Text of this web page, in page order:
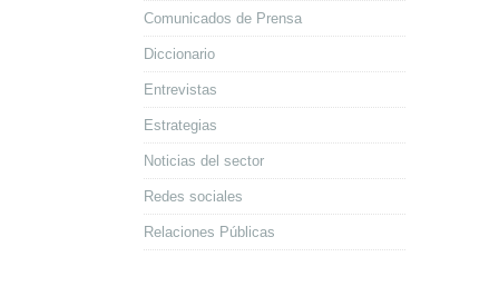
Comunicados de Prensa
Diccionario
Entrevistas
Estrategias
Noticias del sector
Redes sociales
Relaciones Públicas